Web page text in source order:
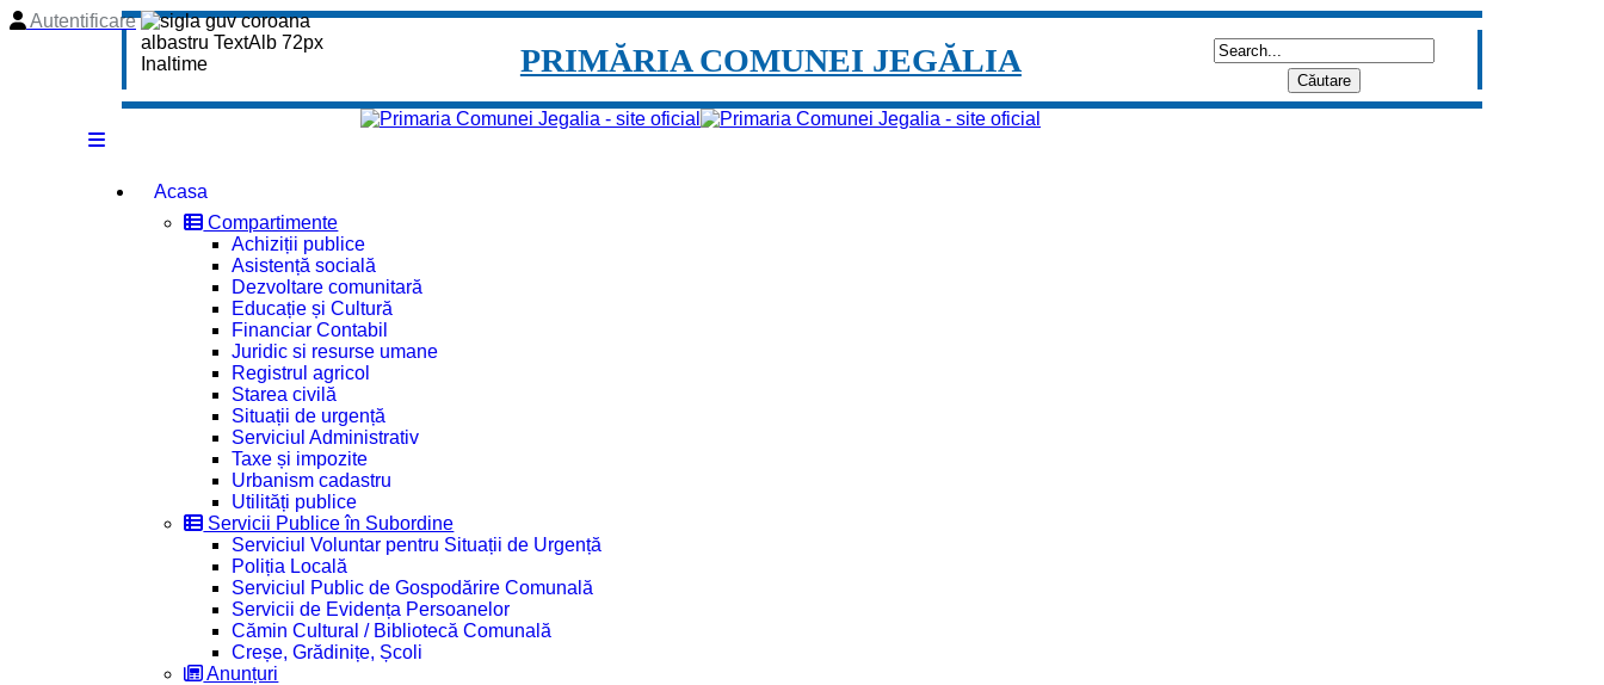
Autentificare
PRIMĂRIA COMUNEI JEGĂLIA
Acasa
Compartimente
Achiziții publice
Asistență socială
Dezvoltare comunitară
Educație și Cultură
Financiar Contabil
Juridic si resurse umane
Registrul agricol
Starea civilă
Situații de urgență
Serviciul Administrativ
Taxe și impozite
Urbanism cadastru
Utilități publice
Servicii Publice în Subordine
Serviciul Voluntar pentru Situații de Urgență
Poliția Locală
Serviciul Public de Gospodărire Comunală
Servicii de Evidența Persoanelor
Cămin Cultural / Bibliotecă Comunală
Creșe, Grădinițe, Școli
Anunțuri